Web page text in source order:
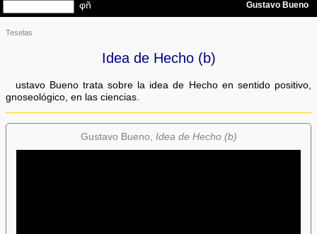
Teselas
Idea de Hecho (b)
ustavo Bueno trata sobre la idea de Hecho en sentido positivo,
gnoseológico, en las ciencias.
Gustavo Bueno, Idea de Hecho (b)